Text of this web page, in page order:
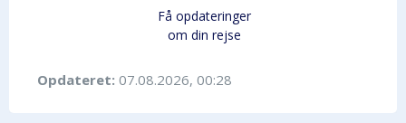
Få opdateringer
om din rejse
Opdateret: 07.08.2026, 00:28